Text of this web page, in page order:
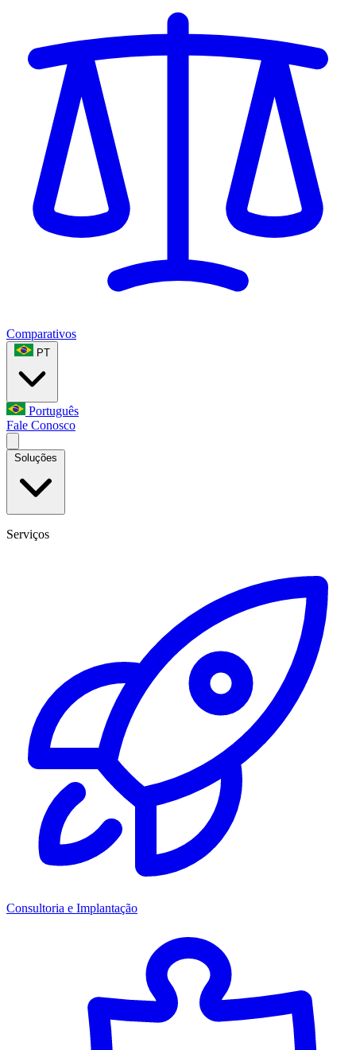
Comparativos
PT
Português
Fale Conosco
Soluções
Serviços
Consultoria e Implantação